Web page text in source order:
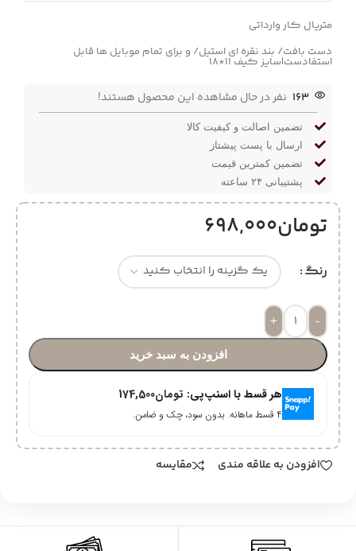
متریال کار وارداتی
دست بافت/ بند نقره ای استیل/ و برای تمام موبایل ها قابل
استفادست|سایز کیف ۱۱*۱۸
163 نفر در حال مشاهده این محصول هستند!
تضمین اصالت و کیفیت کالا
ارسال با پست پیشتاز
تضمین کمترین قیمت
پشتیبانی ۲۴ ساعته
تومان698,000
رنگ
-
+
افزودن به سبد خرید
هر قسط با اسنپ‌پی: تومان174,500
۴ قسط ماهانه. بدون سود، چک و ضامن.
افزودن به علاقه مندی مقایسه